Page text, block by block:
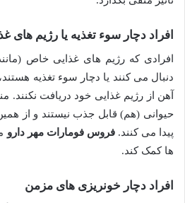
افراد دچار سوء تغذیه یا رژیم های
افرادی که رژیم های غذایی خاص
دنبال می کنند یا دچار سوء تغذیه
آهن از رژیم غذایی خود دریافت نکنند.
حیوانی (هم) قابل جذب نیستند و از همین
پیدا می کنند.فروس فومارات مهر دارو
ها کمک کند.
افراد دچار خونریزی های مزمن